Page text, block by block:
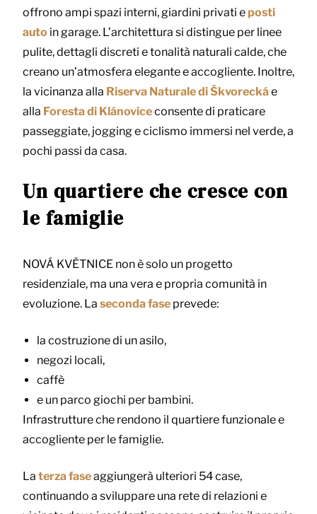
offrono ampi spazi interni, giardini privati e posti
auto in garage. L’architettura si distingue per linee
pulite, dettagli discreti e tonalità naturali calde, che
creano un’atmosfera elegante e accogliente. Inoltre,
la vicinanza alla Riserva Naturale di Škvorecká e
alla Foresta di Klánoviceconsente di praticare
passeggiate, jogging e ciclismo immersi nel verde, a
pochi passi da casa.
Un quartiere che cresce con
le famiglie
NOVÁ KVĚTNICE non è solo un progetto
residenziale, ma una vera e propria comunità in
evoluzione. La seconda fase prevede:
la costruzione di un asilo,
negozi locali,
caffè
e un parco giochi per bambini.
Infrastrutture che rendono il quartiere funzionale e
accogliente per le famiglie.
La terza faseaggiungerà ulteriori 54 case,
continuando a sviluppare una rete di relazioni e